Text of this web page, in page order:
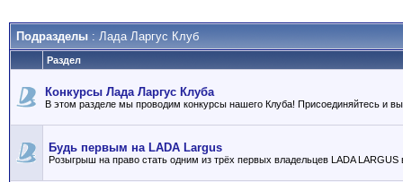
Подразделы : Лада Ларгус Клуб
Раздел
Конкурсы Лада Ларгус Клуба
В этом разделе мы проводим конкурсы нашего Клуба! Присоединяйтесь и
Будь первым на LADA Largus
Розыгрыш на право стать одним из трёх первых владельцев LADA LARGUS